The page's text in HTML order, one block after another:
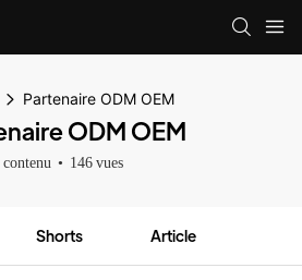
Partenaire ODM OEM
ODM OEM
contenu 146 vues
Shorts Article